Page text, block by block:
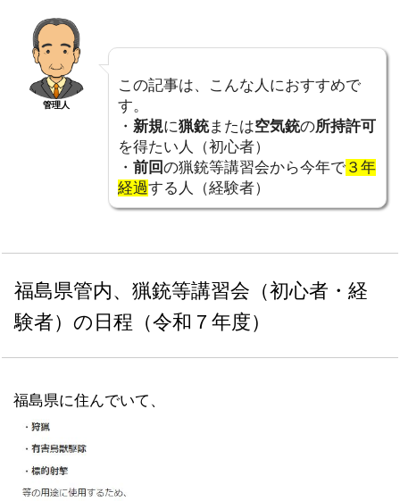
管理人
この記事は、こんな人におすすめで
す。
・ 新規に猟銃または空気銃の所持許可
を得たい人（初心者）
・ 前回の猟銃等講習会から今年で ３年
経過する人（経験者）
福島県管内、猟銃等講習会（初心者・経
験者）の日程（令和７年度）
福島県に住んでいて、